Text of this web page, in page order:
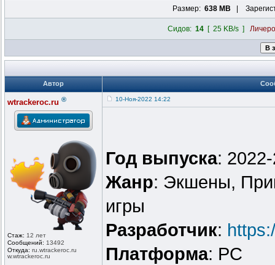
Размер: 638 MB |
Сидов: 14 [ 25 KB/s ]
Автор
wtrackeroc.ru ®
Стаж: 12 лет
Сообщений: 13492
Откуда: ru.wtrackeroc.ru
w.wtrackeroc .ru
10-Ноя-2022 14:22
Год выпуска:
Жанр: Экшены,
игры
Разработчик:
Платформа: PC